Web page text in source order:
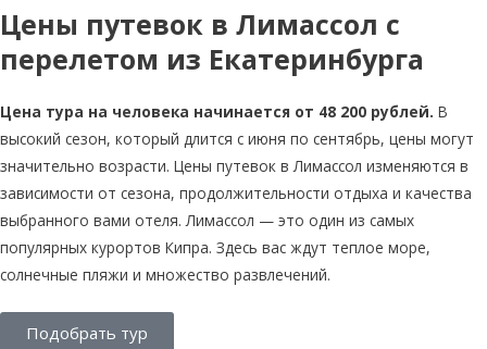
Цены путевок в Лимассол с
перелетом из Екатеринбурга
Цена тура на человека начинается от 48 200 рублей. В
высокий сезон, который длится с июня по сентябрь, цены могут
значительно возрасти. Цены путевок в Лимассол изменяются в
зависимости от сезона, продолжительности отдыха и качества
выбранного вами отеля. Лимассол — это один из самых
популярных курортов Кипра. Здесь вас ждут теплое море,
солнечные пляжи и множество развлечений.
Подобрать тур